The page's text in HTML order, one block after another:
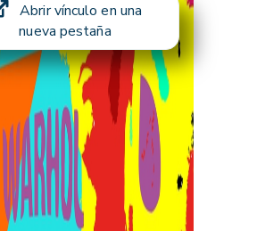
Abrir vínculo en una
nueva pestaña